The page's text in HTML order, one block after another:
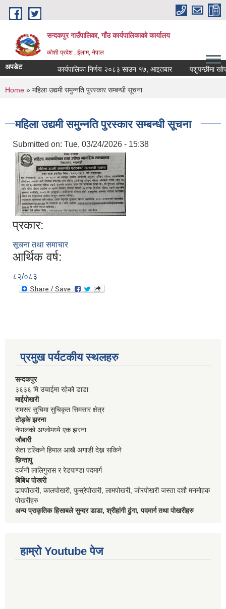
Skip to main content
सन्दकपुर गाउँपालिका, गाँउ कार्यपालिकाको कार्यालय
कोशी प्रदेश , ईलाम, नेपाल
अपडेट कार्यपालिका निर्णय २०८३ साउन १७, आइतबार पशुपन्छीमा खोप
You are here
Home » महिला उद्यमी समुन्नति पुरस्कार सम्बन्धी सूचना
महिला उद्यमी समुन्नति पुरस्कार सम्बन्धी सूचना
Submitted on: Tue, 03/24/2026 - 15:38
प्रकार:
सूचना तथा समाचार
आर्थिक वर्ष:
८२/०८३
प्रमुख पर्यटकीय स्थलहरु
सन्दकपुर
३६३६ मि उचाईमा रहेको डाडा
माईपोखरी
रामसर सुचिमा सुचिकृत सिमसार क्षेत्र
टोड्के झरना
नेपालको अग्लोमध्ये एक झरना
जौबारी
सेता टल्किने हिमाल आखै अगाडी देख्न सकिने
छिन्तापु
दर्जनौ लालिगुरास र रेडपाण्डा पदमार्ग
बिबिध पोखरी
ढापपोखरी, कालपोखरी, फुस्रेपोखरी, लामपोखरी, जोरपोखरी जस्ता दशौ मनमोहक
पोखरीहरु
अन्य प्राकृतिक हिसाबले सुन्दर डाडा, श्रीहांगी ढुंगा, पदमार्ग तथा पोखरीहरु
हाम्रो Youtube पेज